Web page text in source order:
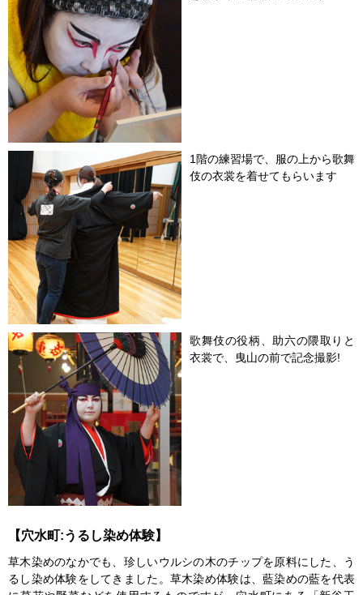
1階の練習場で、服の上から歌舞
伎の衣裳を着せてもらいます
歌舞伎の役柄、助六の隈取りと
衣裳で、曳山の前で記念撮影!
【穴水町:うるし染め体験】
草木染めのなかでも、珍しいウルシの木のチップを原料にした、う
るし染め体験をしてきました。草木染め体験は、藍染めの藍を代表